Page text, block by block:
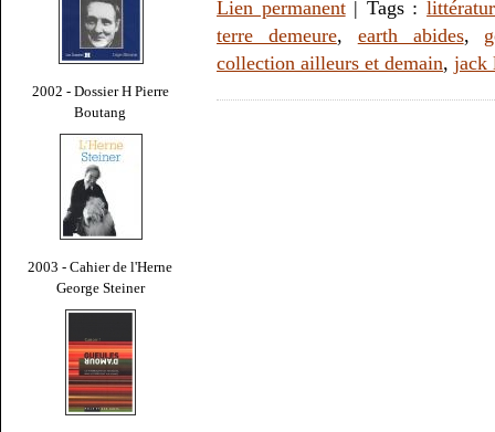
2002 - Dossier H Pierre
Boutang
2003 - Cahier de l'Herne
George Steiner
Lien permanent| Tags :
terre demeure, earth abides,
collection ailleurs et demain, jack